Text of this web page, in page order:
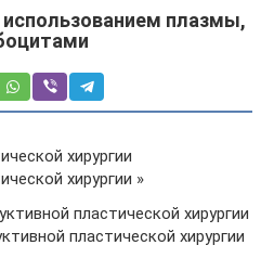
плазмы,
хирургии
хирургии »
пластической хирургии
пластической хирургии